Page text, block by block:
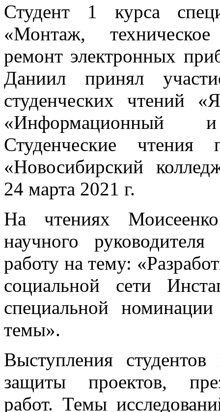
Студент 1 курса
«Монтаж,
ремонт электронных
Даниил принял
студенческих чтений
«Информационный
Студенческие
«Новосибирский
24 марта 2021 г.
На чтениях
научного руководителя
работу на тему:
социальной сети
специальной
темы».
Выступления
защиты проектов,
работ. Темы